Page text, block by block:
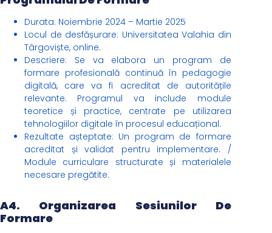
Durata: Noiembrie 2024 – Martie 2025
Locul de desfășurare: Universitatea Valahia din
Târgoviște, online.
Descriere: Se va elabora un program de
formare profesională continuă în pedagogie
digitală, care va fi acreditat de autoritățile
relevante. Programul va include module
teoretice și practice, centrate pe utilizarea
tehnologiilor digitale în procesul educațional.
Rezultate așteptate: Un program de formare
acreditat și validat pentru implementare. /
Module curriculare structurate și materialele
necesare pregătite.
A4. Organizarea Sesiunilor De
Formare